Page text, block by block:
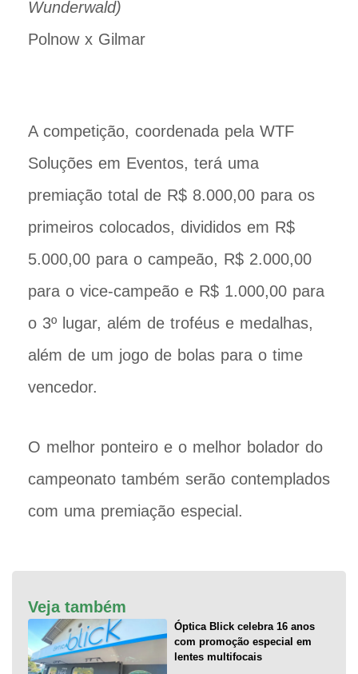
Wunderwald)
Polnow x Gilmar
A competição, coordenada pela WTF
Soluções em Eventos, terá uma
premiação total de R$ 8.000,00 para os
primeiros colocados, divididos em R$
5.000,00 para o campeão, R$ 2.000,00
para o vice-campeão e R$ 1.000,00 para
o 3º lugar, além de troféus e medalhas,
além de um jogo de bolas para o time
vencedor.
O melhor ponteiro e o melhor bolador do
campeonato também serão contemplados
com uma premiação especial.
Veja também
Óptica Blick celebra 16 anos
com promoção especial em
lentes multifocais